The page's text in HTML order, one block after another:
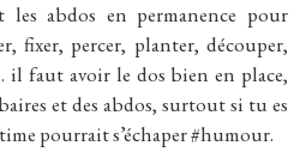
les abdos en permanence pour
fixer, percer, planter, découper,
il faut avoir le dos bien en place,
et des abdos, surtout si tu es
pourrait s’échaper #humour.